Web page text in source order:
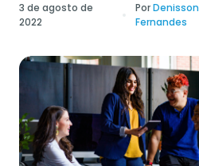
3 de agosto de
2022
PorDenisson
Fernandes